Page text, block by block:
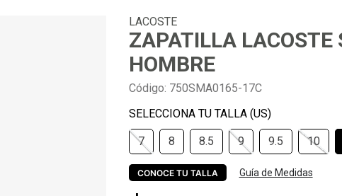
LACOSTE
ZAPATILLA LACOSTE
HOMBRE
Código: 750SMA0165-17C
7 8 8.5 9 9.5 10
CONOCE TU TALLA Guía de Medidas